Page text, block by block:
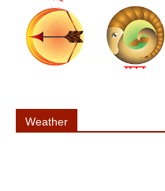
Weather